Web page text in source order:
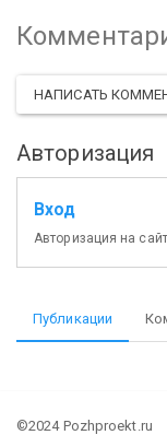
НАПИСАТЬ
Авторизация
Вход
Авторизация на
Публикации
©2024 Pozhproekt.ru